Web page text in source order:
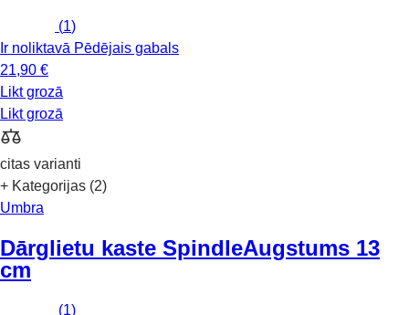
(1)
Ir noliktavā Pēdējais gabals
21,90 €
Likt grozā
Likt grozā
citas varianti
+ Kategorijas (2)
Umbra
Dārglietu kaste SpindleAugstums 13
cm
(1)